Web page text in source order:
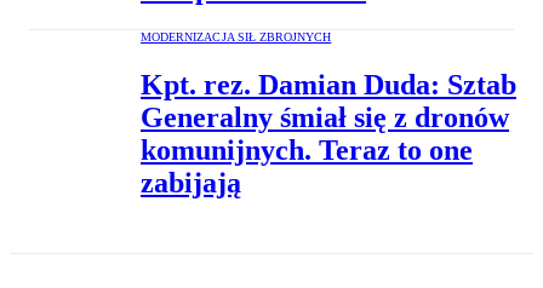
MODERNIZACJA SIŁ ZBROJNYCH
Kpt. rez. Damian Duda: Sztab
Generalny śmiał się z dronów
komunijnych. Teraz to one
zabijają